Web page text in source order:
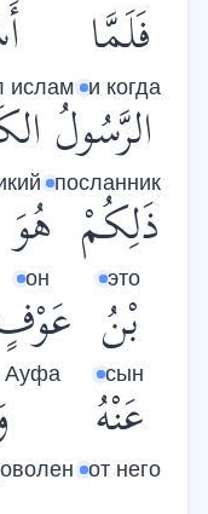
فَلَمَّا
и когда
ислам
الرَّسُولُ
посланник
ذَلِكُمْ
это
هُوَ
он
بْنُ
сын
Ауфа
عَنْهُ
от него